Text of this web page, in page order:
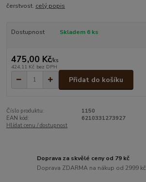
čerstvost. celý popis
Dostupnost Skladem 6 ks
475,00 Kč/ks
424,11 Kč bez DPH
Přidat do košíku
Číslo produktu:
1150
EAN kód:
6210331273927
Hlídat cenu / dostupnost
Doprava za skvělé ceny od 79 kč
Doprava ZDARMA na nákup od 2999 kč